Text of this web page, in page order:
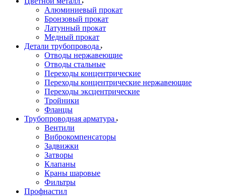
Алюминиевый прокат
Бронзовый прокат
Латунный прокат
Медный прокат
Детали трубопровода
Отводы нержавеющие
Отводы стальные
Переходы концентрические
Переходы концентрические нержавеющие
Переходы эксцентрические
Тройники
Фланцы
Трубопроводная арматура
Вентили
Виброкомпенсаторы
Задвижки
Затворы
Клапаны
Краны шаровые
Фильтры
Профнастил